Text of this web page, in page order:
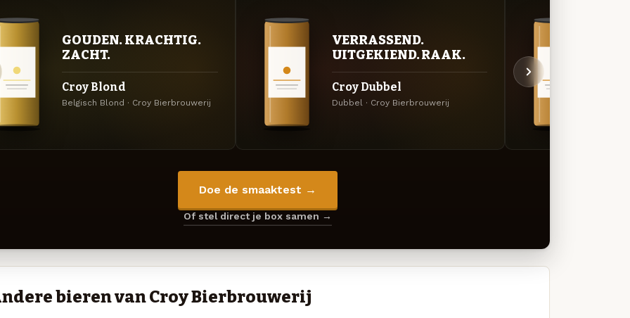
GOUDEN. KRACHTIG.
ZACHT.
Croy Blond
Belgisch Blond · Croy Bierbrouwerij
VERRASSEND.
UITGEKIEND. RAAK.
Croy Dubbel
Dubbel · Croy Bierbrouwerij
Doe de smaaktest →
Of stel direct je box samen →
bieren van Croy Bierbrouwerij